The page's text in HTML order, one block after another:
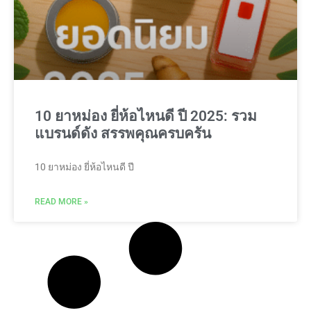
10 ยาหม่อง ยี่ห้อไหนดี ปี 2025: รวม
แบรนด์ดัง สรรพคุณครบครัน
10 ยาหม่อง ยี่ห้อไหนดี ปี
READ MORE »